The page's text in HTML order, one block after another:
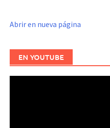
Abrir en nueva página
EN YOUTUBE